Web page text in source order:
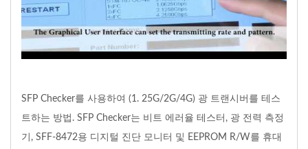
SFP Checker를 사용하여 (1. 25G/2G/4G) 광 트랜시버를 테스
트하는 방법. SFP Checker는 비트 에러율 테스터, 광 전력 측정
기, SFF-8472용 디지털 진단 모니터 및 EEPROM R/W를 휴대